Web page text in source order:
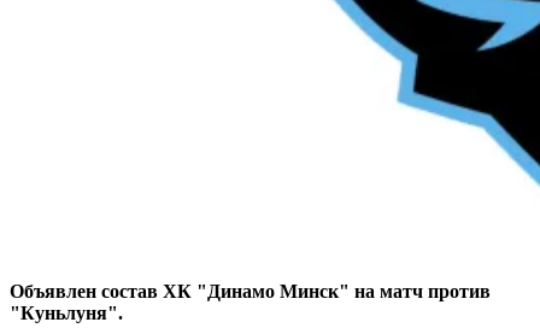
Объявлен состав ХК "Динамо Минск" на матч против
"Куньлуня".